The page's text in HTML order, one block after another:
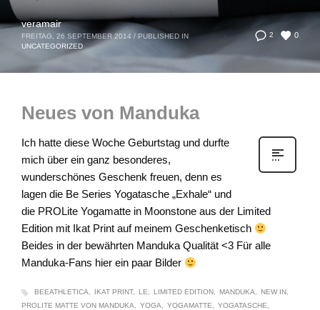
2 0
veramair
FREITAG, 26 SEPTEMBER 2014 / PUBLISHED IN
UNCATEGORIZED
Neues von Manduka
Ich hatte diese Woche Geburtstag und durfte
mich über ein ganz besonderes,
wunderschönes Geschenk freuen, denn es
lagen die Be Series Yogatasche „Exhale“ und
die PROLite Yogamatte in Moonstone aus der Limited
Edition mit Ikat Print auf meinem Geschenketisch
Beides in der bewährten Manduka Qualität <3 Für alle
Manduka-Fans hier ein paar Bilder
BEEATHLETICA IKAT PRINT LE LIMITED EDITION MANDUKA
NEW IN
PROLITE MATTE VON MANDUKA
YOGA YOGAMATTE
YOGATASCHE